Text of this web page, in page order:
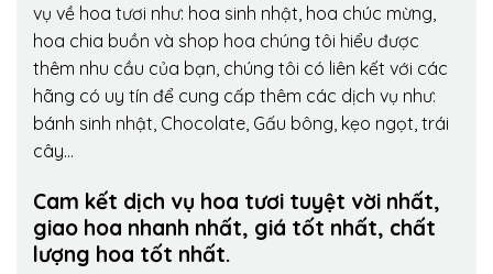
vụ về hoa tươi như: hoa sinh nhật, hoa chúc mừng,
hoa chia buồn và shop hoa chúng tôi hiểu được
thêm nhu cầu của bạn, chúng tôi có liên kết với các
hãng có uy tín để cung cấp thêm các dịch vụ như:
bánh sinh nhật, Chocolate, Gấu bông, kẹo ngọt, trái
cây…
Cam kết dịch vụ hoa tươi tuyệt vời nhất,
giao hoa nhanh nhất, giá tốt nhất, chất
lượng hoa tốt nhất.